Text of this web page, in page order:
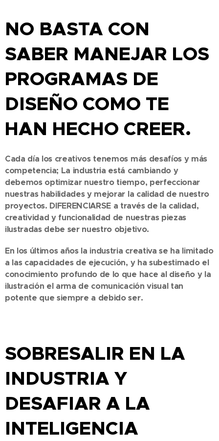
NO BASTA CON
SABER MANEJAR LOS
PROGRAMAS DE
DISEÑO COMO TE
HAN HECHO CREER.
Cada día los creativos tenemos más desafíos y más
competencia; La industria está cambiando y
debemos optimizar nuestro tiempo, perfeccionar
nuestras habilidades y mejorar la calidad de nuestro
proyectos. DIFERENCIARSE a través de la calidad,
creatividad y funcionalidad de nuestras piezas
ilustradas debe ser nuestro objetivo.
En los últimos años la industria creativa se ha limitado
a las capacidades de ejecución, y ha subestimado el
conocimiento profundo de lo que hace al diseño y la
ilustración el arma de comunicación visual tan
potente que siempre a debido ser.
SOBRESALIR EN LA
INDUSTRIA Y
DESAFIAR A LA
INTELIGENCIA